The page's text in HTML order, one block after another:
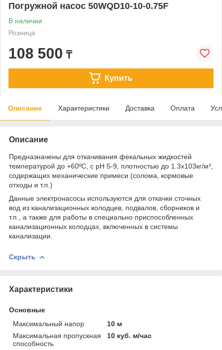
Погружной насос 50WQD10-10-0.75F
В наличии
Розница
108 500 ₸
Купить
Описание Характеристики Доставка Оплата
Описание
Предназначены для откачивания фекальных жидкостей
температурой до +60ºС, с рН 5-9, плотностью до 1.3x103кг/м³,
содержащих механические примеси (солома, кормовые
отходы и т.п.)
Данные электронасосы используются для откачки сточных
вод из канализационных колодцев, подвалов, сборников и
т.п., а также для работы в специально приспособленных
канализационных колодцах, включенных в системы
канализации.
Скрыть
Характеристики
Основные
Максимальный напор
10 м
Максимальная пропускная
способность
10 куб. м/час